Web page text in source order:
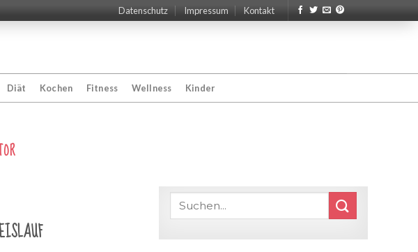
Datenschutz Impressum Kontakt
Diät Kochen Fitness Wellness Kinder